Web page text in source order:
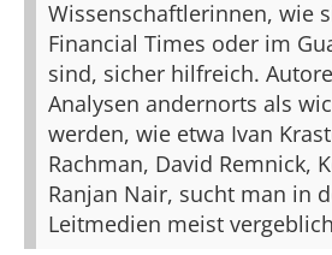
Wissenschaftlerinnen, wie
Financial Times oder im
sind, sicher hilfreich.
Analysen andernorts als
werden, wie etwa Ivan
Rachman, David Remnick,
Ranjan Nair, sucht man in
Leitmedien meist